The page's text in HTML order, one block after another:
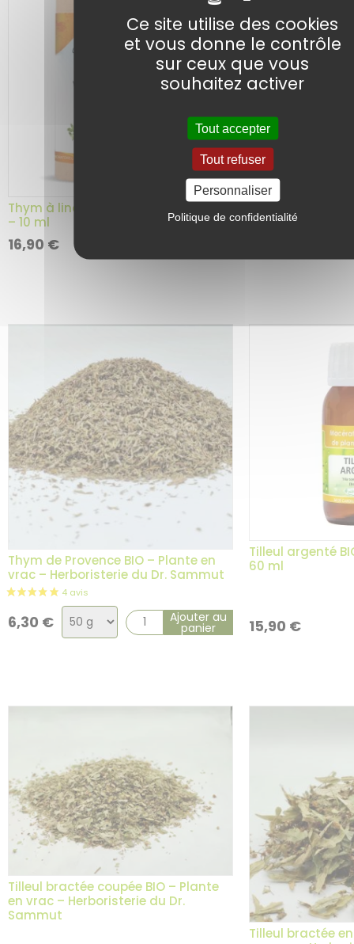
3 avis
Thym à linalol BIO – Huile Essentielle
– 10 ml
16,90 €
Thym à thymol
Essentielle – 10
Thym de Provence BIO – Plante en
vrac – Herboristerie du Dr. Sammut
6,30 €
Choix
de
Ajouter au
panier
Tilleul argenté
60 ml
15,90 €
Tilleul bractée coupée BIO – Plante
en vrac – Herboristerie du Dr.
Sammut
Tilleul bractée
Ce site utilise des cookies
et vous donne le contrôle
sur ceux que vous
souhaitez activer
Tout accepter
Tout refuser
Personnaliser
Politique de confidentialité